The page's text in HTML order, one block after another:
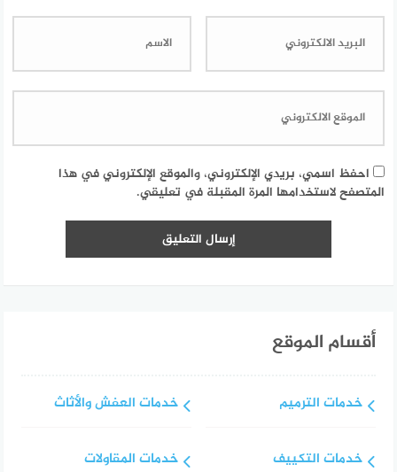
احفظ اسمي، بريدي الإلكتروني، والموقع الإلكتروني في هذا
المتصفح لاستخدامها المرة المقبلة في تعليقي.
أقسام الموقع
خدمات الترميم
خدمات التكييف
خدمات العفش والأثاث
خدمات المقاولات